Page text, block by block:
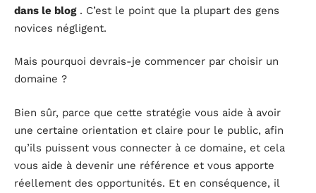
dans le blog. C’est le point que la plupart des gens
novices négligent.
Mais pourquoi devrais-je commencer par choisir un
domaine ?
Bien sûr, parce que cette stratégie vous aide à avoir
une certaine orientation et claire pour le public, afin
qu’ils puissent vous connecter à ce domaine, et cela
vous aide à devenir une référence et vous apporte
réellement des opportunités. Et en conséquence, il